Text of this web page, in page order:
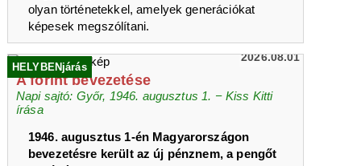
olyan történetekkel, amelyek generációkat
képesek megszólítani.
HELYBENjárás
2026.08.01
A forint bevezetése
Napi sajtó: Győr, 1946. augusztus 1. − Kiss Kitti
írása
1946. augusztus 1-én Magyarországon
bevezetésre került az új pénznem, a pengőt